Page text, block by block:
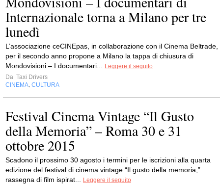
Internazionale torna a Milano per tre
lunedì
L’associazione ceCINEpas, in collaborazione con il Cinema Beltrade,
per il secondo anno propone a Milano la tappa di chiusura di
Mondovisioni – I documentari...
Leggere il seguito
Da Taxi Drivers
CINEMA CULTURA
Festival Cinema Vintage “Il Gusto
della Memoria” – Roma 30 e 31
ottobre 2015
Scadono il prossimo 30 agosto i termini per le iscrizioni alla quarta
edizione del festival di cinema vintage “Il gusto della memoria,”
rassegna di film ispirat...
Leggere il seguito